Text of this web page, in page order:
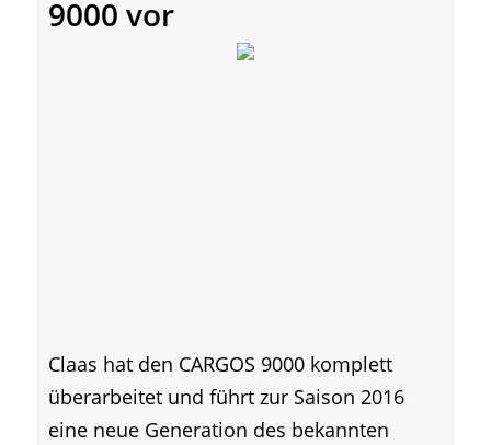
9000 vor
Claas hat den CARGOS 9000 komplett
überarbeitet und führt zur Saison 2016
eine neue Generation des bekannten